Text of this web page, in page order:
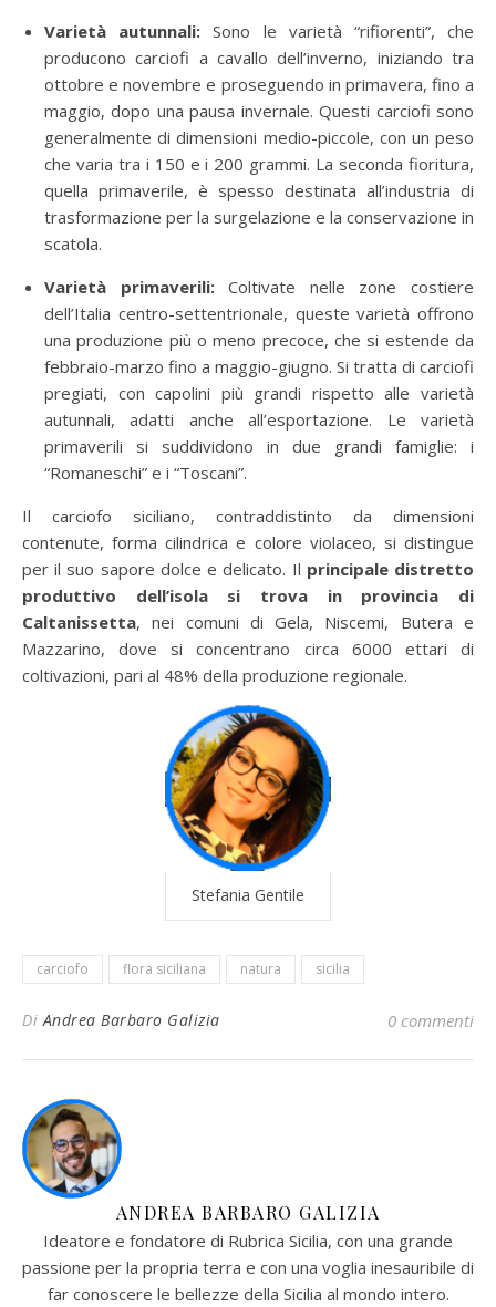
Varietà autunnali: Sono le varietà “rifiorenti”, che
producono carciofi a cavallo dell’inverno, iniziando tra
ottobre e novembre e proseguendo in primavera, fino a
maggio, dopo una pausa invernale. Questi carciofi sono
generalmente di dimensioni medio-piccole, con un peso
che varia tra i 150 e i 200 grammi. La seconda fioritura,
quella primaverile, è spesso destinata all’industria di
trasformazione per la surgelazione e la conservazione in
scatola.
Varietà primaverili:Coltivate nelle zone costiere
dell’Italia centro-settentrionale, queste varietà offrono
una produzione più o meno precoce, che si estende da
febbraio-marzo fino a maggio-giugno. Si tratta di carciofi
pregiati, con capolini più grandi rispetto alle varietà
autunnali, adatti anche all’esportazione. Le varietà
primaverili si suddividono in due grandi famiglie: i
“Romaneschi” e i “Toscani”.
Il carciofo siciliano, contraddistinto da dimensioni
contenute, forma cilindrica e colore violaceo, si distingue
per il suo sapore dolce e delicato. Il principale distretto
produttivo dell’isola si trova in provincia di
Caltanissetta, nei comuni di Gela, Niscemi, Butera e
Mazzarino, dove si concentrano circa 6000 ettari di
coltivazioni, pari al 48% della produzione regionale.
Stefania Gentile
carciofo flora siciliana natura sicilia
DiAndrea Barbaro Galizia 0 commenti
ANDREA BARBARO GALIZIA
Ideatore e fondatore di Rubrica Sicilia, con una grande
passione per la propria terra e con una voglia inesauribile di
far conoscere le bellezze della Sicilia al mondo intero.